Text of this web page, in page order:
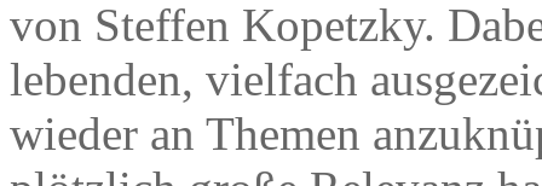
von Steffen Kopetzky.
lebenden, vielfach
wieder an Themen